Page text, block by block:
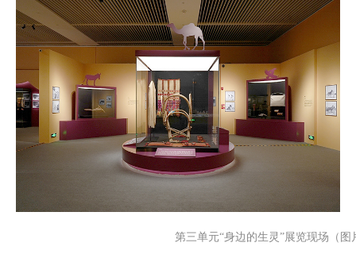
第三单元“身边的生灵”展览现场（图